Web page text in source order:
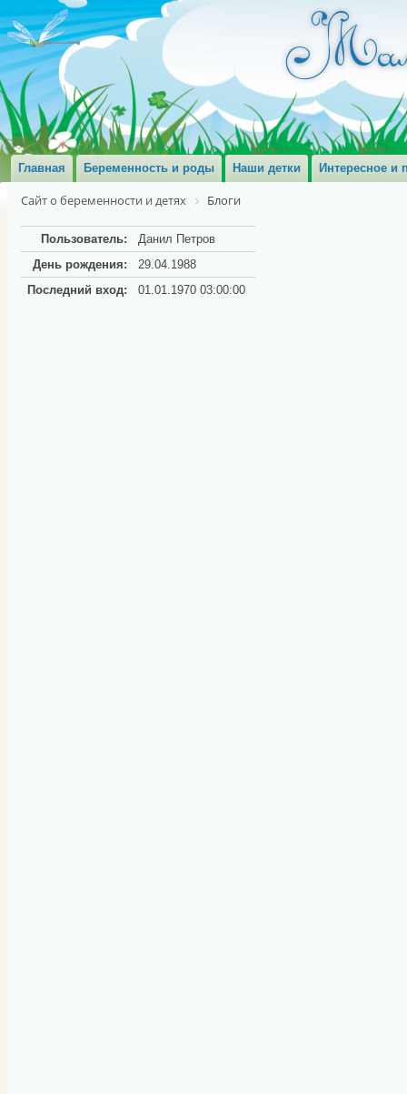
Главная Беременность и роды Наши детки Интересное и
Сайт о беременности и детях Блоги
Пользователь:
Данил Петров
День рождения:
29.04.1988
Последний вход:
01.01.1970 03:00:00